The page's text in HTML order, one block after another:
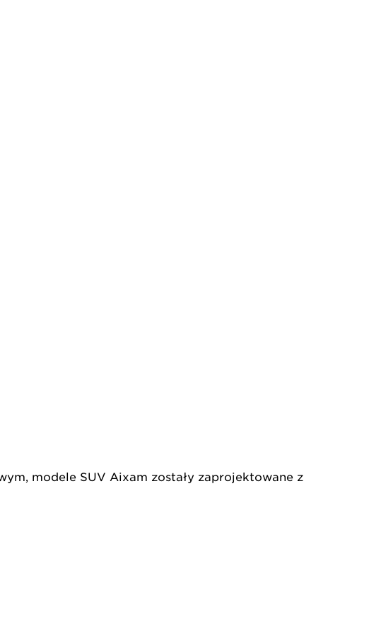
modele SUV Aixam zostały zaprojektowane z